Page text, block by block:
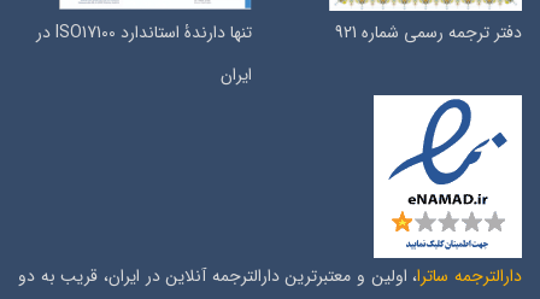
دفتر ترجمه رسمی شماره 921
تنها دارندۀ استاندارد ISO17100 در
ایران
دارالترجمه ساترا، اولین و معتبرترین دارالترجمه آنلاین در ایران، قریب به دو